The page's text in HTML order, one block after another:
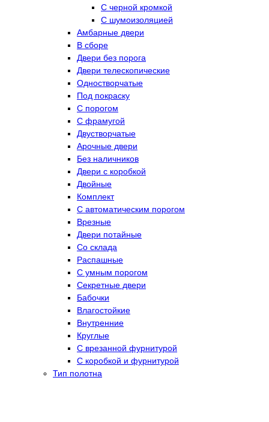
С черной кромкой
С шумоизоляцией
Амбарные двери
В сборе
Двери без порога
Двери телескопические
Одностворчатые
Под покраску
С порогом
С фрамугой
Двустворчатые
Арочные двери
Без наличников
Двери с коробкой
Двойные
Комплект
С автоматическим порогом
Врезные
Двери потайные
Со склада
Распашные
С умным порогом
Секретные двери
Бабочки
Влагостойкие
Внутренние
Круглые
С врезанной фурнитурой
С коробкой и фурнитурой
Тип полотна